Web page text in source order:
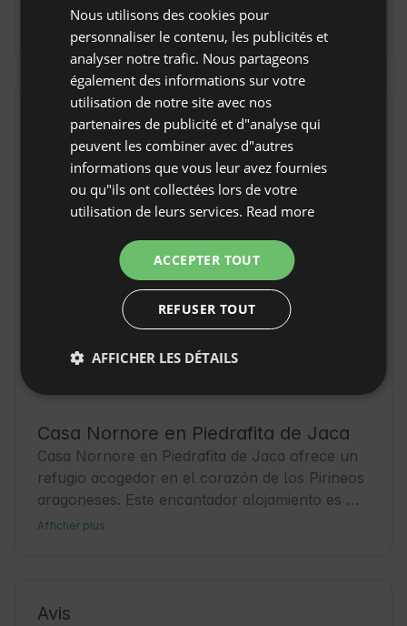
Annulation gratuite : jusqu'à 30 jours avant la date
Emplacement
Piedrafita de Jaca, Province Huesca, Espagne
Casa Nornore en Piedrafita de Jaca
Casa Nornore en Piedrafita de Jaca ofrece un
refugio acogedor en el corazón de los Pirineos
aragoneses. Este encantador alojamiento es
ideal para quienes buscan tranquilidad y
entorno montañoso. Los Huéspedes pueden
Afficher plus
Avis
CZECH
Nous utilisons des cookies pour
personnaliser le contenu, les publicités et
analyser notre trafic. Nous partageons
également des informations sur votre
utilisation de notre site avec nos
partenaires de publicité et d"analyse qui
peuvent les combiner avec d"autres
informations que vous leur avez fournies
ou qu"ils ont collectées lors de votre
utilisation de leurs services. Read more
ACCEPTER TOUT
REFUSER TOUT
AFFICHER LES DÉTAILS